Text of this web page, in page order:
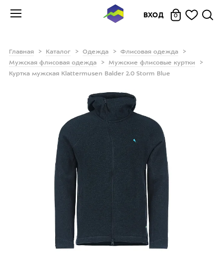
ВХОД 0
Главная Каталог Одежда
Флисовая одежда
Мужская флисовая одежда
Мужские флисовые куртки
Куртка мужская Klattermusen Balder 2.0 Storm Blue